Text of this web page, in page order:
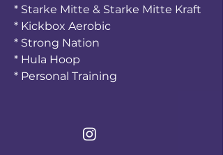
* Starke Mitte & Starke Mitte Kraft
* Kickbox Aerobic
* Strong Nation
* Hula Hoop
* Personal Training